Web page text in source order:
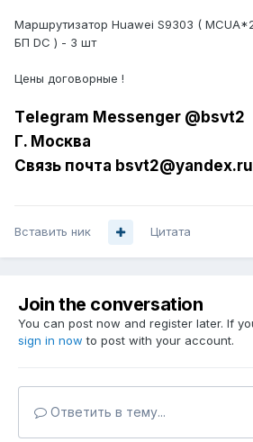
Маршрутизатор Huawei S9303 (
БП DС ) - 3 шт
Цены договорные !
Tеlеgrаm Messеngеr @bsvt2
Г. Москва
Связь почта bsvt2@yandex.ru
Вставить ник Цитата
Join the conversation
You can post now and register later. If
sign in now to post with your account.
Ответить в тему...